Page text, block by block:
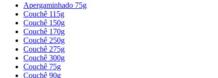
Apergaminhado 75g
Couchê 115g
Couchê 150g
Couchê 170g
Couchê 250g
Couchê 275g
Couchê 300g
Couchê 75g
Couchê 90g